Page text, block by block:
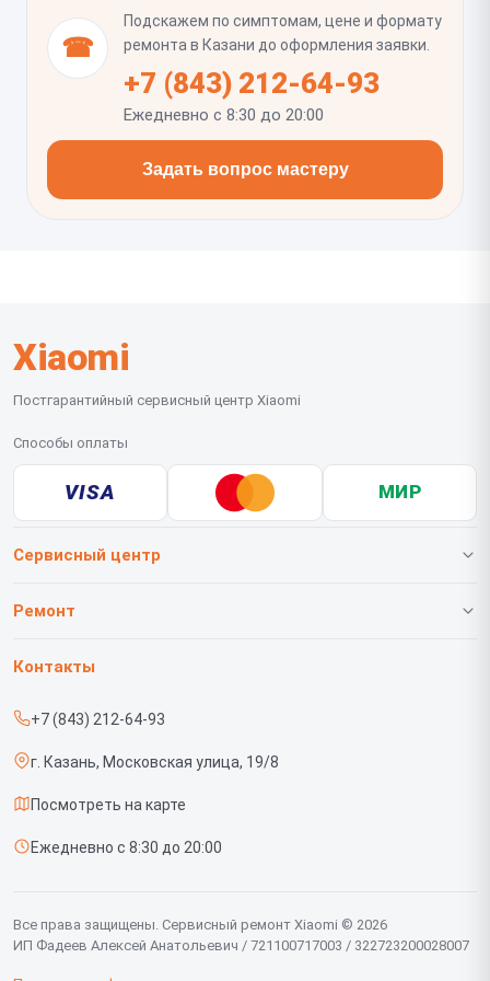
по краям. Полезно сразу проверить автояркость,
датчик приближения, разговорный динамик и
стекла, если они используются.
☎
Подскажем по симптомам, цене и формату
ремонта в Казани до оформления заявки.
+7 (843) 212-64-93
Ежедневно с 8:30 до 20:00
Задать вопрос мастеру
Xiaomi
Постгарантийный сервисный центр Xiaomi
Способы оплаты
VISA МИР
Сервисный центр
О нашем сервисе
Срочный ремонт
Доставка и способы оплаты
Диагностика
Контакты
Ремонт
Телефонов
Ноутбуков
Контакты
+7 (843) 212-64-93
г. Казань, Московская улица, 19/8
Посмотреть на карте
Ежедневно с 8:30 до 20:00
Все права защищены. Сервисный ремонт Xiaomi © 2026
ИП Фадеев Алексей Анатольевич / 721100717003 / 322723200028007